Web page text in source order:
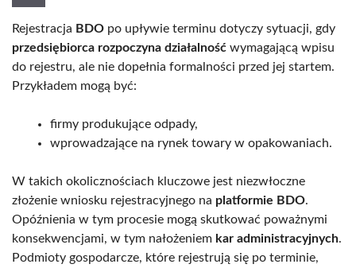
Rejestracja BDO po upływie terminu dotyczy sytuacji, gdy
przedsiębiorca rozpoczyna działalność wymagającą wpisu
do rejestru, ale nie dopełnia formalności przed jej startem.
Przykładem mogą być:
firmy produkujące odpady,
wprowadzające na rynek towary w opakowaniach.
W takich okolicznościach kluczowe jest niezwłoczne
złożenie wniosku rejestracyjnego na platformie BDO.
Opóźnienia w tym procesie mogą skutkować poważnymi
konsekwencjami, w tym nałożeniem kar administracyjnych.
Podmioty gospodarcze, które rejestrują się po terminie,